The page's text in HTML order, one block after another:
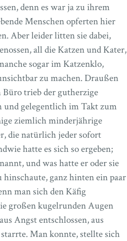
denn es war ja zu ihrem
Menschen opferten hier
Aber leider litten sie dabei,
all die Katzen und Kater,
sogar im Katzenklo,
zu machen. Draußen
Büro trieb der gutherzige
gelegentlich im Takt zum
ziemlich minderjährige
die natürlich jeder sofort
hatte es sich so ergeben;
und was hatte er oder sie
ganz hinten ein paar
man sich den Käfig
großen kugelrunden Augen
Angst entschlossen, aus
Man konnte, stellte sich